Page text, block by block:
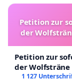
Petition zur
der
Petition zur
der
1 127